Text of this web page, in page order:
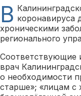
В коронавируса
хроническими
регионального
Соответствующие
врач
о необходимости
старше»; «лицам с